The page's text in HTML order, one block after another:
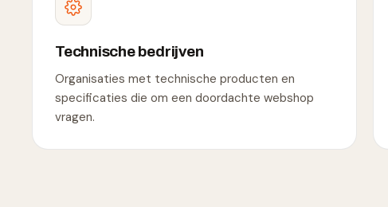
Technische bedrijven
Organisaties met technische producten en
specificaties die om een doordachte webshop
vragen.